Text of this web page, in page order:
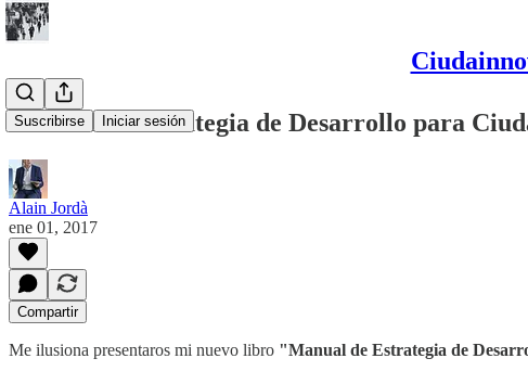
Suscribirse Iniciar sesión
Manual de Estrategia de Desarrollo para
Alain Jordà
ene 01, 2017
Compartir
Me ilusiona presentaros mi nuevo libro "Manual de Estrategia de